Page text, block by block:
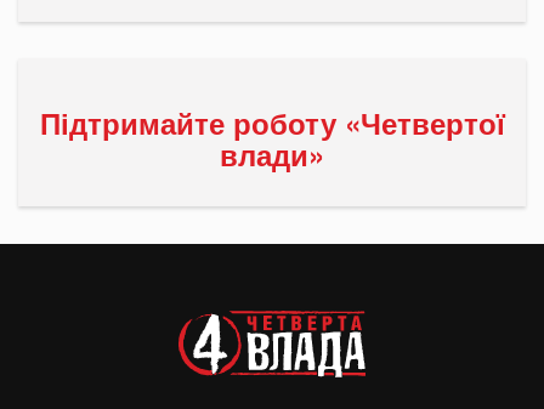
Підтримайте роботу «Четвертої
влади»